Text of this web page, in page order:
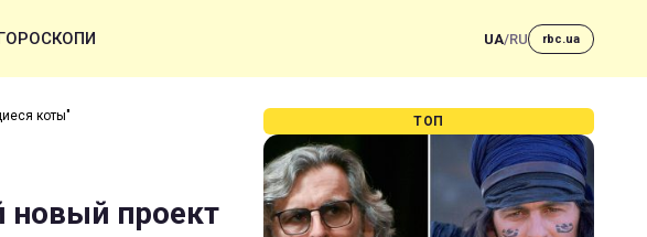
UA/RU rbc.ua
коты"
новый проект
ТОП